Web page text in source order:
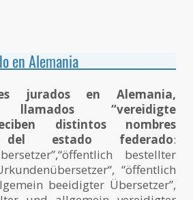
en Alemania
jurados en Alemania,
llamados “vereidigte
distintos nombres
del estado federado:
bestellter
“öffentlich
beeidigter Übersetzer”,